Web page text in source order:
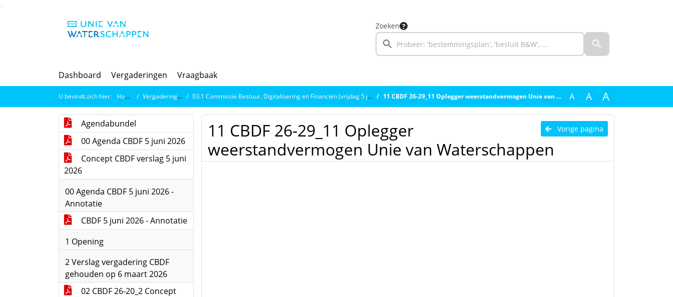
Zoeken
Dashboard Vergaderingen Vraagbaak
U bevindt zich hier: Home Vergaderingen 03.1 Commissie Bestuur, Digitalisering en Financiën (vrijdag 5 juni 2026) 11 CBDF 26-29_11 Oplegger weerstandvermogen Unie van Waterschappen A A A
Agendabundel
00 Agenda CBDF 5 juni 2026
Concept CBDF verslag 5 juni
2026
00 Agenda CBDF 5 juni 2026 -
Annotatie
CBDF 5 juni 2026 - Annotatie
1 Opening
2 Verslag vergadering CBDF
gehouden op 6 maart 2026
02 CBDF 26-20_2 Concept
Vorige pagina
11 CBDF 26-29_11 Oplegger
weerstandvermogen Unie van Waterschappen